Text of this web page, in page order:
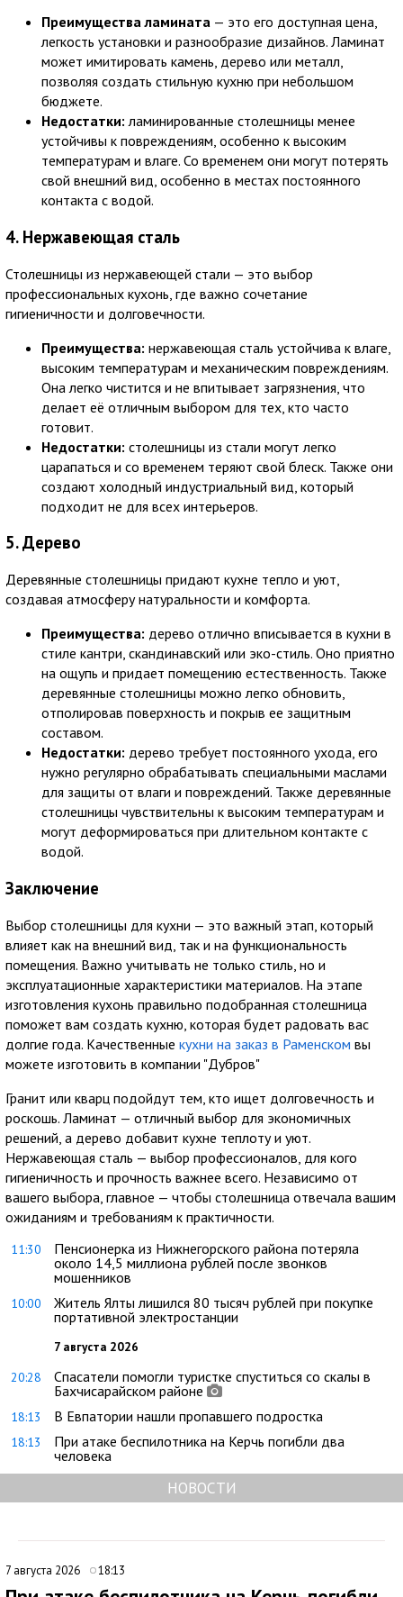
Преимущества ламината — это его доступная цена,
легкость установки и разнообразие дизайнов. Ламинат
может имитировать камень, дерево или металл,
позволяя создать стильную кухню при небольшом
бюджете.
Недостатки: ламинированные столешницы менее
устойчивы к повреждениям, особенно к высоким
температурам и влаге. Со временем они могут потерять
свой внешний вид, особенно в местах постоянного
контакта с водой.
4. Нержавеющая сталь
Столешницы из нержавеющей стали — это выбор
профессиональных кухонь, где важно сочетание
гигиеничности и долговечности.
Преимущества: нержавеющая сталь устойчива к влаге,
высоким температурам и механическим повреждениям.
Она легко чистится и не впитывает загрязнения, что
делает её отличным выбором для тех, кто часто
готовит.
Недостатки: столешницы из стали могут легко
царапаться и со временем теряют свой блеск. Также они
создают холодный индустриальный вид, который
подходит не для всех интерьеров.
5. Дерево
Деревянные столешницы придают кухне тепло и уют,
создавая атмосферу натуральности и комфорта.
Преимущества: дерево отлично вписывается в кухни в
стиле кантри, скандинавский или эко-стиль. Оно приятно
на ощупь и придает помещению естественность. Также
деревянные столешницы можно легко обновить,
отполировав поверхность и покрыв ее защитным
составом.
Недостатки: дерево требует постоянного ухода, его
нужно регулярно обрабатывать специальными маслами
для защиты от влаги и повреждений. Также деревянные
столешницы чувствительны к высоким температурам и
могут деформироваться при длительном контакте с
водой.
Заключение
Выбор столешницы для кухни — это важный этап, который
влияет как на внешний вид, так и на функциональность
помещения. Важно учитывать не только стиль, но и
эксплуатационные характеристики материалов. На этапе
изготовления кухонь правильно подобранная столешница
поможет вам создать кухню, которая будет радовать вас
долгие года. Качественные кухни на заказ в Раменском вы
можете изготовить в компании "Дубров"
Гранит или кварц подойдут тем, кто ищет долговечность и
роскошь. Ламинат — отличный выбор для экономичных
решений, а дерево добавит кухне теплоту и уют.
Нержавеющая сталь — выбор профессионалов, для кого
гигиеничность и прочность важнее всего. Независимо от
вашего выбора, главное — чтобы столешница отвечала вашим
ожиданиям и требованиям к практичности.
11:30
Пенсионерка из Нижнегорского района потеряла
около 14,5 миллиона рублей после звонков
мошенников
10:00
Житель Ялты лишился 80 тысяч рублей при покупке
портативной электростанции
7 августа 2026
20:28
Спасатели помогли туристке спуститься со скалы в
Бахчисарайском районе
18:13 В Евпатории нашли пропавшего подростка
18:13
При атаке беспилотника на Керчь погибли два
человека
НОВОСТИ
7 августа 2026 18:13